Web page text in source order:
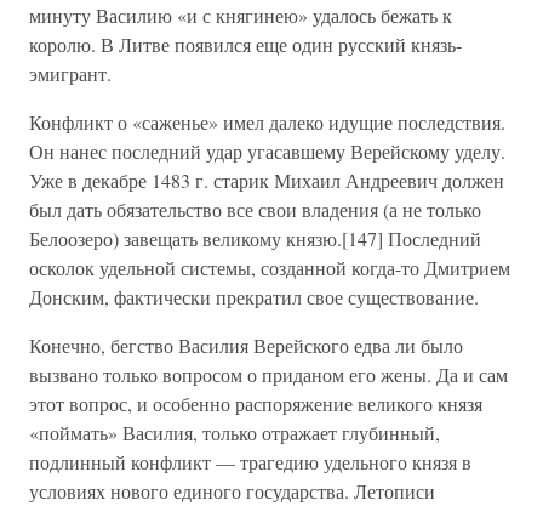
минуту Василию «и с княгинею» удалось бежать к
королю. В Литве появился еще один русский князь-
эмигрант.
Конфликт о «саженье» имел далеко идущие последствия.
Он нанес последний удар угасавшему Верейскому уделу.
Уже в декабре 1483 г. старик Михаил Андреевич должен
был дать обязательство все свои владения (а не только
Белоозеро) завещать великому князю.[147] Последний
осколок удельной системы, созданной когда-то Дмитрием
Донским, фактически прекратил свое существование.
Конечно, бегство Василия Верейского едва ли было
вызвано только вопросом о приданом его жены. Да и сам
этот вопрос, и особенно распоряжение великого князя
«поймать» Василия, только отражает глубинный,
подлинный конфликт — трагедию удельного князя в
условиях нового единого государства. Летописи